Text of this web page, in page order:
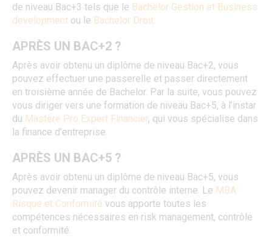
de niveau Bac+3 tels que le Bachelor Gestion et Business
development ou le Bachelor Droit
APRÈS UN BAC+2 ?
Après avoir obtenu un diplôme de niveau Bac+2, vous
pouvez effectuer une passerelle et passer directement
en troisième année de Bachelor. Par la suite, vous pouvez
vous diriger vers une formation de niveau Bac+5, à l’instar
du Mastère Pro Expert Financier, qui vous spécialise dans
la finance d’entreprise.
APRÈS UN BAC+5 ?
Après avoir obtenu un diplôme de niveau Bac+5, vous
pouvez devenir manager du contrôle interne. Le MBA
Risque et Conformité vous apporte toutes les
compétences nécessaires en risk management, contrôle
et conformité.